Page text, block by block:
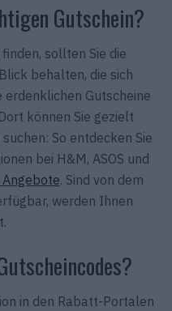
Gutschein?
sollten Sie die
behalten, die sich
Gutscheine
können Sie gezielt
So entdecken Sie
bei H&M, ASOS und
. Sind von dem
werden Ihnen
in den Rabatt-Portalen